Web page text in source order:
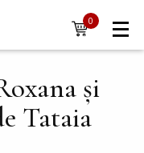
0
items
și
Tataia